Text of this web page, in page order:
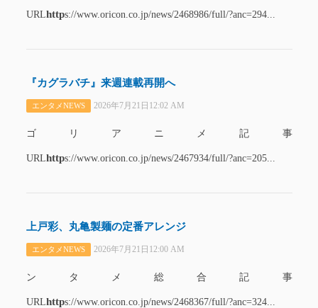
URLhttps://www.oricon.co.jp/news/2468986/full/?anc=294...
『カグラバチ』来週連載再開へ
エンタメNEWS 2026年7月21日12:02 AM
ゴリアニメ記事
URLhttps://www.oricon.co.jp/news/2467934/full/?anc=205...
上戸彩、丸亀製麺の定番アレンジ
エンタメNEWS 2026年7月21日12:00 AM
ンタメ総合記事
URLhttps://www.oricon.co.jp/news/2468367/full/?anc=324...